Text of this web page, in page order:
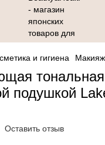
и гигиена Макияж
подушкой
Оставить отзыв